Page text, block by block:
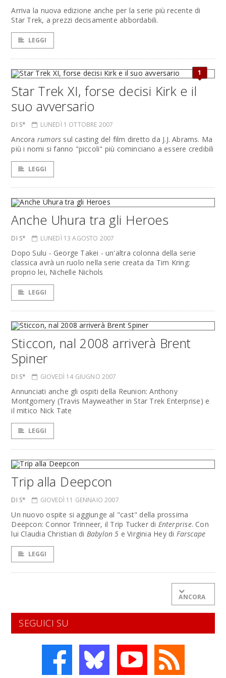
Arriva la nuova edizione anche per la serie più recente di
Star Trek, a prezzi decisamente abbordabili.
LEGGI
1
Star Trek XI, forse decisi Kirk e il
suo avversario
DI S* LUNEDÌ 1 OTTOBRE 2007
Ancora rumors sul casting del film diretto da J.J. Abrams. Ma
più i nomi si fanno "piccoli" più cominciano a essere credibili
LEGGI
Anche Uhura tra gli Heroes
DI S* LUNEDÌ 13 AGOSTO 2007
Dopo Sulu - George Takei - un'altra colonna della serie
classica avrà un ruolo nella serie creata da Tim Kring:
proprio lei, Nichelle Nichols
LEGGI
Sticcon, nal 2008 arriverà Brent
Spiner
DI S* GIOVEDÌ 14 GIUGNO 2007
Annunciati anche gli ospiti della Reunion: Anthony
Montgomery (Travis Mayweather in Star Trek Enterprise) e
il mitico Nick Tate
LEGGI
Trip alla Deepcon
DI S* GIOVEDÌ 11 GENNAIO 2007
Un nuovo ospite si aggiunge al "cast" della prossima
Deepcon: Connor Trinneer, il Trip Tucker di Enterprise. Con
lui Claudia Christian di Babylon 5 e Virginia Hey di Farscape
LEGGI
ANCORA
SEGUICI SU